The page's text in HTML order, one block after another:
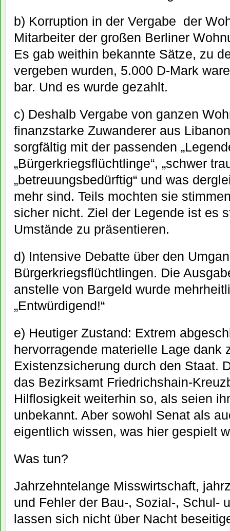
b) Korruption in der Vergabe der
Mitarbeiter der großen Berliner
Es gab weithin bekannte Sätze, zu
vergeben wurden, 5.000 D-Mark
bar. Und es wurde gezahlt.
c) Deshalb Vergabe von ganzen
finanzstarke Zuwanderer aus
sorgfältig mit der passenden
„Bürgerkriegsflüchtlinge“, „schwer
„betreuungsbedürftig“ und was
mehr sind. Teils mochten sie
sicher nicht. Ziel der Legende ist es
Umstände zu präsentieren.
d) Intensive Debatte über den
Bürgerkriegsflüchtlingen. Die
anstelle von Bargeld wurde
„Entwürdigend!“
e) Heutiger Zustand: Extrem
hervorragende materielle Lage dank
Existenzsicherung durch den Staat.
das Bezirksamt Friedrichshain-
Hilflosigkeit weiterhin so, als seien
unbekannt. Aber sowohl Senat als
eigentlich wissen, was hier gespielt
Was tun?
Jahrzehntelange Misswirtschaft,
und Fehler der Bau-, Sozial-, Schul-
lassen sich nicht über Nacht